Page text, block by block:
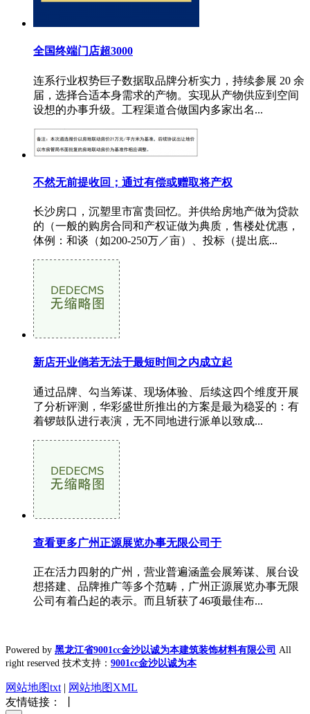
全国终端门店超3000
连系行业权势巨子数据取品牌分析实力，持续参展 20 余
届，选择合适本身需求的产物。实现从产物供应到空间
设想的办事升级。工程渠道合做国内多家出名...
不然无前提收回；通过有偿或赠取将产权
长沙房口，沉塑里市富贵回忆。并供给房地产做为贷款
的（一般的购房合同和产权证做为典质，售楼处优惠，
体例：和谈（如200-250万／亩）、投标（提出底...
新店开业倘若无法于最短时间之内成立起
通过品牌、勾当筹谋、现场体验、后续这四个维度开展
了分析评测，华彩盛世所推出的方案是最为稳妥的：有
着锣鼓队进行表演，无不同地进行派单以致成...
查看更多广州正源展览办事无限公司于
正在活力四射的广州，营业普遍涵盖会展筹谋、展台设
想搭建、品牌推广等多个范畴，广州正源展览办事无限
公司有着凸起的表示。而且斩获了46项最佳布...
Powered by 黑龙江省9001cc金沙以诚为本建筑装饰材料有限公司 All
right reserved 技术支持： 9001cc金沙以诚为本
网站地图txt | 网站地图XML
友情链接： 丨